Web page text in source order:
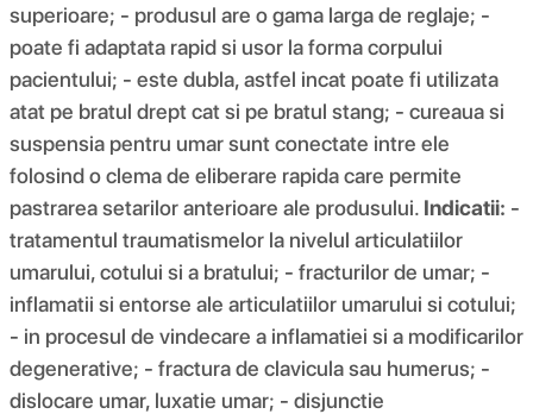
superioare; - produsul are o gama larga de reglaje; -
poate fi adaptata rapid si usor la forma corpului
pacientului; - este dubla, astfel incat poate fi utilizata
atat pe bratul drept cat si pe bratul stang; - cureaua si
suspensia pentru umar sunt conectate intre ele
folosind o clema de eliberare rapida care permite
pastrarea setarilor anterioare ale produsului. Indicatii: -
tratamentul traumatismelor la nivelul articulatiilor
umarului, cotului si a bratului; - fracturilor de umar; -
inflamatii si entorse ale articulatiilor umarului si cotului;
- in procesul de vindecare a inflamatiei si a modificarilor
degenerative; - fractura de clavicula sau humerus; -
dislocare umar, luxatie umar; - disjunctie